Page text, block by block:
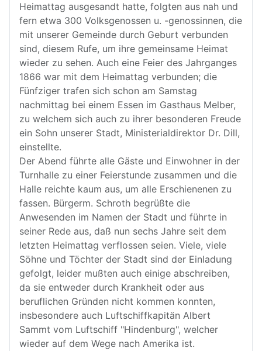
Heimattag ausgesandt hatte, folgten aus nah und
fern etwa 300 Volksgenossen u. -genossinnen, die
mit unserer Gemeinde durch Geburt verbunden
sind, diesem Rufe, um ihre gemeinsame Heimat
wieder zu sehen. Auch eine Feier des Jahrganges
1866 war mit dem Heimattag verbunden; die
Fünfziger trafen sich schon am Samstag
nachmittag bei einem Essen im Gasthaus Melber,
zu welchem sich auch zu ihrer besonderen Freude
ein Sohn unserer Stadt, Ministerialdirektor Dr. Dill,
einstellte.
Der Abend führte alle Gäste und Einwohner in der
Turnhalle zu einer Feierstunde zusammen und die
Halle reichte kaum aus, um alle Erschienenen zu
fassen. Bürgerm. Schroth begrüßte die
Anwesenden im Namen der Stadt und führte in
seiner Rede aus, daß nun sechs Jahre seit dem
letzten Heimattag verflossen seien. Viele, viele
Söhne und Töchter der Stadt sind der Einladung
gefolgt, leider mußten auch einige abschreiben,
da sie entweder durch Krankheit oder aus
beruflichen Gründen nicht kommen konnten,
insbesondere auch Luftschiffkapitän Albert
Sammt vom Luftschiff "Hindenburg", welcher
wieder auf dem Wege nach Amerika ist.